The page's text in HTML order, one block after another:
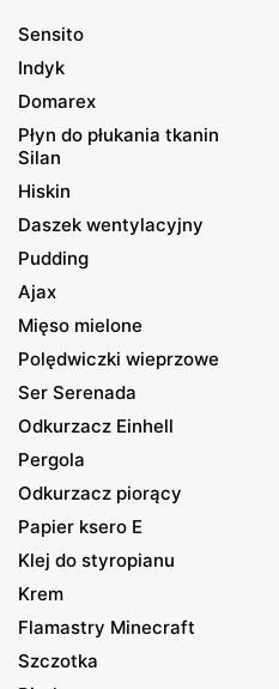
Sensito
Indyk
Domarex
Płyn do płukania tkanin
Silan
Hiskin
Daszek wentylacyjny
Pudding
Ajax
Mięso mielone
Polędwiczki wieprzowe
Ser Serenada
Odkurzacz Einhell
Pergola
Odkurzacz piorący
Papier ksero E
Klej do styropianu
Krem
Flamastry Minecraft
Szczotka